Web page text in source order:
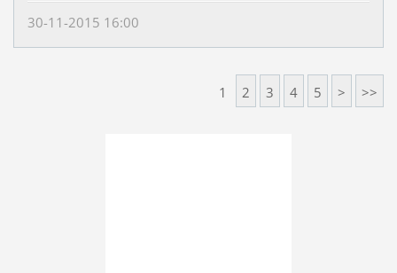
30-11-2015 16:00
1 2 3 4 5 > >>